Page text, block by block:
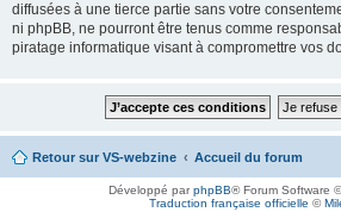
diffusées à une tierce partie sans votre
ni phpBB, ne pourront être tenus comme
piratage informatique visant à compromettre vos
Retour sur VS-webzine Accueil du forum
Développé parphpBB® Forum Software
Traduction française officielle ©